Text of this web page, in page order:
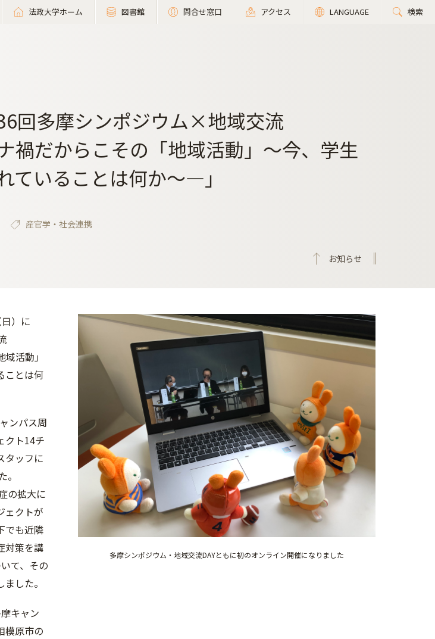
法政大学ホーム 図書館 問合せ窓口 アクセス LANGUAGE 検索
回多摩シンポジウム×地域交流
だからこその「地域活動」～今、学生
ていることは何か～―」
産官学・社会連携
お知らせ
）に
活動」
ことは何
ンパス周
クト14チ
タッフに
の拡大に
ェクトが
でも近隣
対策を講
て、その
した。
キャン
模原市の
多摩シンポジウム・地域交流DAYともに初のオンライン開催になりました